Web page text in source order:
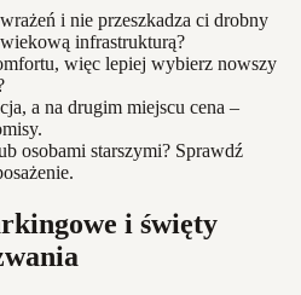
i nie przeszkadza ci drobny
infrastrukturą?
więc lepiej wybierz nowszy
a na drugim miejscu cena –
osobami starszymi? Sprawdź
i święty